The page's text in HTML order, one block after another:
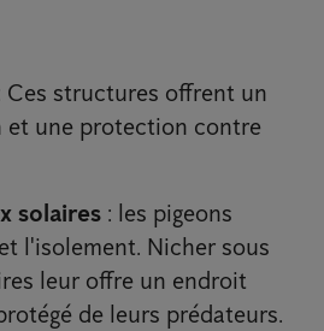
Ces structures offrent un
et une protection contre
solaires : les pigeons
l'isolement. Nicher sous
leur offre un endroit
de leurs prédateurs.